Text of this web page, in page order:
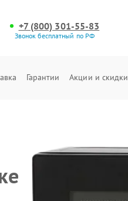
+7 (800) 301-55-83
Звонок бесплатный по РФ
Гарантии Акции и скидки